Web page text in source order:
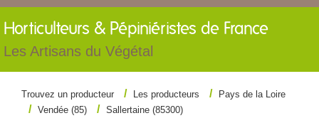
Horticulteurs & Pépiniéristes de France
Les Artisans du Végétal
Trouvez un producteur Les producteurs
Pays de la Loire
Vendée (85)
Sallertaine (85300)